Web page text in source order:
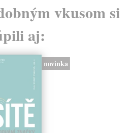
vkusom si
aj:
novinka